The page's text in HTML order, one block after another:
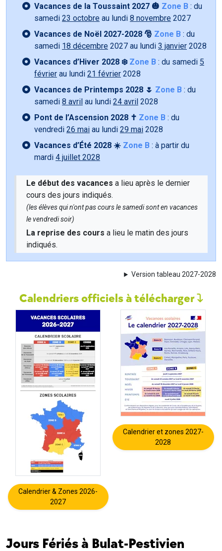
Vacances de la Toussaint 2027 🎃 Zone B : du
samedi 23 octobre au lundi 8 novembre 2027
Vacances de Noël 2027-2028 🎅 Zone B : du
samedi 18 décembre 2027 au lundi 3 janvier 2028
Vacances d’Hiver 2028 ❄️ Zone B : du samedi 5
février au lundi 21 février 2028
Vacances de Printemps 2028 🌷 Zone B : du
samedi 8 avril au lundi 24 avril 2028
Pont de l’Ascension 2028 ✝️ Zone B : du
vendredi 26 mai au lundi 29 mai 2028
Vacances d’Été 2028 ☀️ Zone B : à partir du
mardi 4 juillet 2028
Le début des vacances a lieu après le dernier
cours des jours indiqués.
(les élèves qui n'ont pas cours le samedi sont en vacances
le vendredi soir)
La reprise des cours a lieu le matin des jours
indiqués.
Version tableau 2027-2028
Calendriers officiels à télécharger
Calendrier & Zones 2026-
2027
Calendrier et zones 2027-
2028
Jours Fériés à Bulat-Pestivien